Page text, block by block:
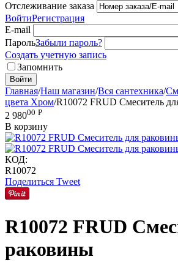
Отслеживание заказа
ВойтиРегистрация
E-mail
ПарольЗабыли пароль?
Создать учетную запись
Запомнить
Войти
Главная/Наш магазин/Вся сантехника/
цвета Хром/R10072 FRUD Cмеситель
2 98000 Р
В корзину
КОД:
R10072
Поделиться Tweet
R10072 FRUD
раковины